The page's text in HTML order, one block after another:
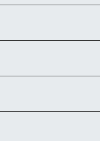
ト
ー（半袖・袖無し）